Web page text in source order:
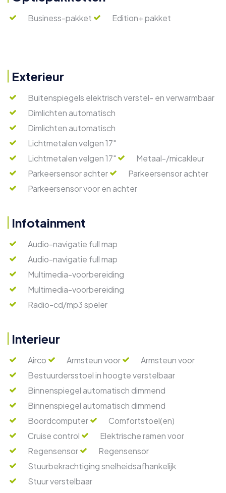
Business-pakket Edition+ pakket
Exterieur
Buitenspiegels elektrisch verstel- en verwarmbaar
Dimlichten automatisch
Dimlichten automatisch
Lichtmetalen velgen 17"
Lichtmetalen velgen 17"
Metaal-/micakleur
Parkeersensor achter
Parkeersensor achter
Parkeersensor voor en achter
Infotainment
Audio-navigatie full map
Audio-navigatie full map
Multimedia-voorbereiding
Multimedia-voorbereiding
Radio-cd/mp3 speler
Interieur
Airco Armsteun voor
Armsteun voor
Bestuurdersstoel in hoogte verstelbaar
Binnenspiegel automatisch dimmend
Binnenspiegel automatisch dimmend
Boordcomputer
Comfortstoel(en)
Cruise control
Elektrische ramen voor
Regensensor
Regensensor
Stuurbekrachtiging snelheidsafhankelijk
Stuur verstelbaar